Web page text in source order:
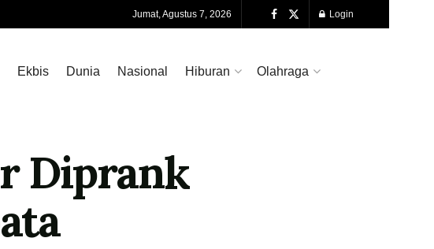
Jumat, Agustus 7, 2026 Login
Ekbis Dunia Nasional Hiburan Olahraga
Diprank